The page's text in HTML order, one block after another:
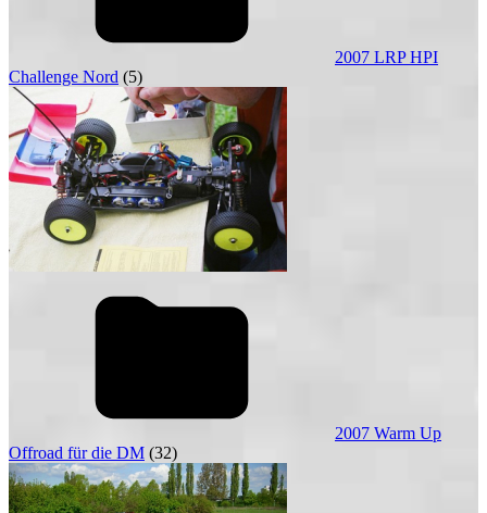
2007 LRP HPI
Challenge Nord (5)
2007 Warm Up
Offroad für die DM (32)